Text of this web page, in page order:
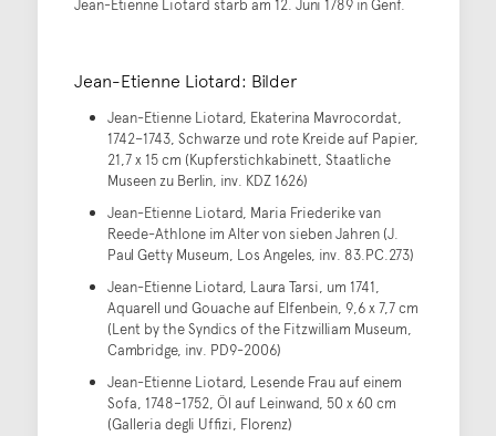
Jean-Etienne Liotard starb am 12. Juni 1789 in Genf.
Jean-Etienne Liotard: Bilder
Jean-Etienne Liotard, Ekaterina Mavrocordat,
1742–1743, Schwarze und rote Kreide auf Papier,
21,7 x 15 cm (Kupferstichkabinett, Staatliche
Museen zu Berlin, inv. KDZ 1626)
Jean-Etienne Liotard, Maria Friederike van
Reede-Athlone im Alter von sieben Jahren (J.
Paul Getty Museum, Los Angeles, inv. 83.PC.273)
Jean-Etienne Liotard, Laura Tarsi, um 1741,
Aquarell und Gouache auf Elfenbein, 9,6 x 7,7 cm
(Lent by the Syndics of the Fitzwilliam Museum,
Cambridge, inv. PD9-2006)
Jean-Etienne Liotard, Lesende Frau auf einem
Sofa, 1748–1752, Öl auf Leinwand, 50 x 60 cm
(Galleria degli Uffizi, Florenz)